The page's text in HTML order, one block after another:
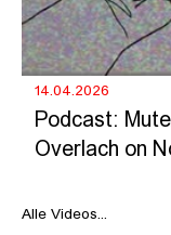
14.04.2026
Podcast:
Overlach on
Alle Videos...